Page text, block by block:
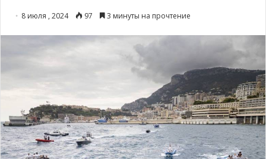
8 июля , 2024 97 3 минуты на прочтение